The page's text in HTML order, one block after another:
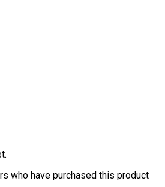
who have purchased this product